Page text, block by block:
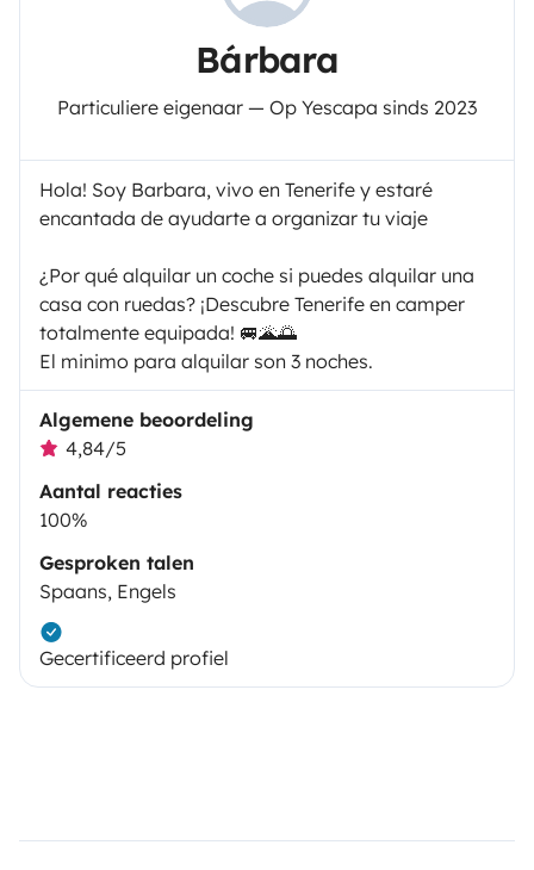
Bárbara
Particuliere eigenaar — Op Yescapa sinds 2023
Hola! Soy Barbara, vivo en Tenerife y estaré
encantada de ayudarte a organizar tu viaje
¿Por qué alquilar un coche si puedes alquilar una
casa con ruedas? ¡Descubre Tenerife en camper
totalmente equipada! 🚐🌋🌅
El minimo para alquilar son 3 noches.
Algemene beoordeling
4,84/5
Aantal reacties
100%
Gesproken talen
Spaans, Engels
Gecertificeerd profiel